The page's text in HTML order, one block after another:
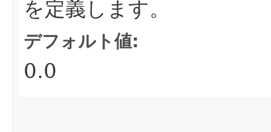
を定義します。
デフォルト値:
0.0